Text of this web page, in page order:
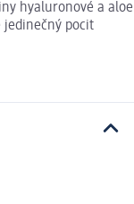
hyaluronové a aloe
jedinečný pocit